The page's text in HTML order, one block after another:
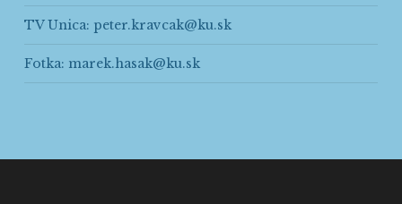
TV Unica: peter.kravcak@ku.sk
Fotka: marek.hasak@ku.sk